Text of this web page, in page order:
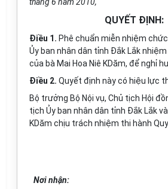
QUYẾT ĐỊNH:
Điều 1. Phê chuẩn miễn nhiệm
Ủy ban nhân dân tỉnh Đắk Lắk nhiệm
của bà Mai Hoa Niê KDăm, để nghỉ
Điều 2. Quyết định này có hiệu lực
Bộ trưởng Bộ Nội vụ, Chủ tịch Hội
tịch Ủy ban nhân dân tỉnh Đắk Lắk
KDăm chịu trách nhiệm thi hành
Nơi nhận: